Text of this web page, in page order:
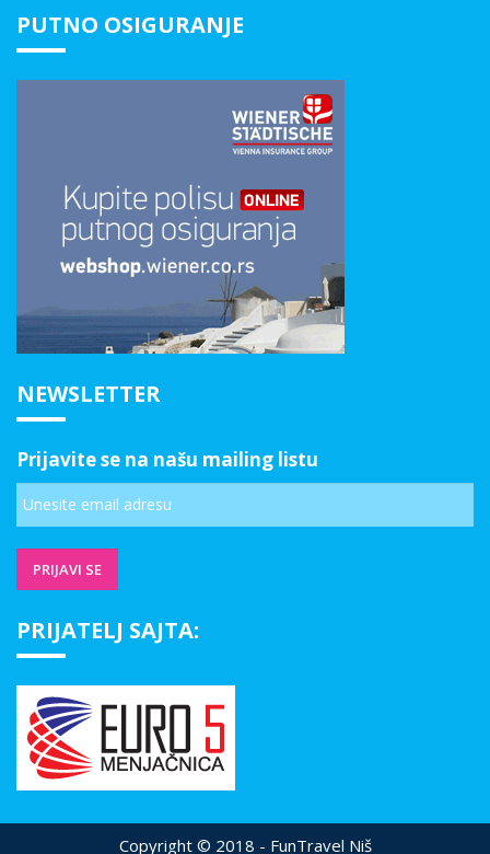
PUTNO OSIGURANJE
NEWSLETTER
Prijavite se na našu mailing listu
PRIJATELJ SAJTA:
Copyright © 2018 - FunTravel Niš